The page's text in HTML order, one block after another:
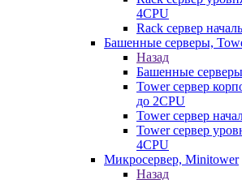
4CPU
Rack сервер
Башенные серверы,
Назад
Башенные
Tower сервер
до 2CPU
Tower сервер
Tower сервер
4CPU
Микросервер, Minitower
Назад